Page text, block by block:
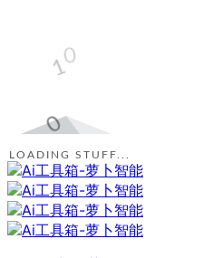
LOADING STUFF...